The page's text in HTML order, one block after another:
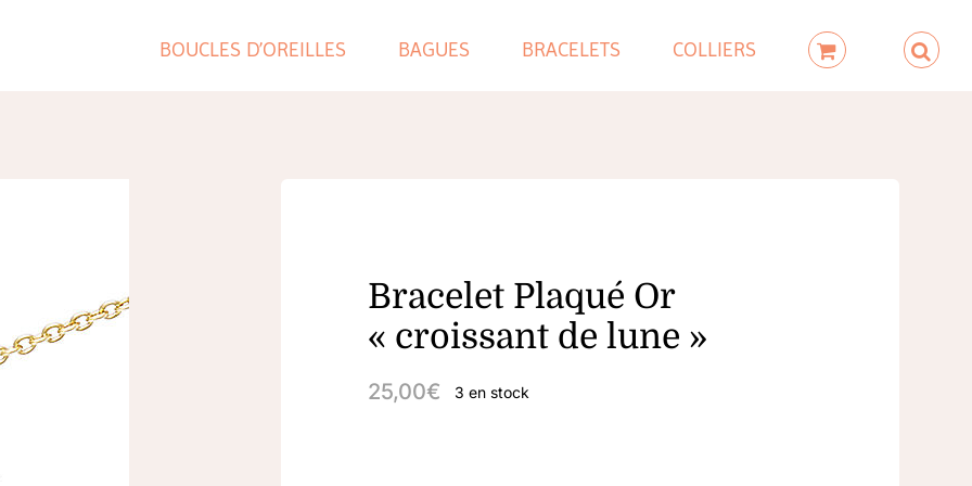
BOUCLES D’OREILLES BAGUES BRACELETS COLLIERS
Bracelet Plaqué Or
« croissant de lune »
25,00€ 3 en stock